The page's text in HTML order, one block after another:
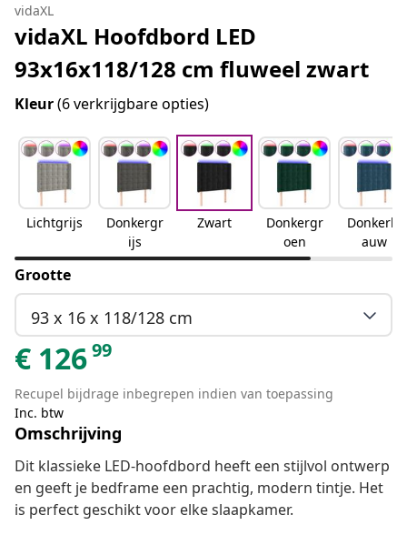
vidaXL
vidaXL Hoofdbord LED
93x16x118/128 cm fluweel zwart
Kleur(6 verkrijgbare opties)
Lichtgrijs
Donkergr
ijs
Zwart
Donkergr
oen
Donkerbl
auw
Grootte
93 x 16 x 118/128 cm
€ 12699
Recupel bijdrage inbegrepen indien van toepassing
Inc. btw
Omschrijving
Dit klassieke LED-hoofdbord heeft een stijlvol ontwerp
en geeft je bedframe een prachtig, modern tintje. Het
is perfect geschikt voor elke slaapkamer.